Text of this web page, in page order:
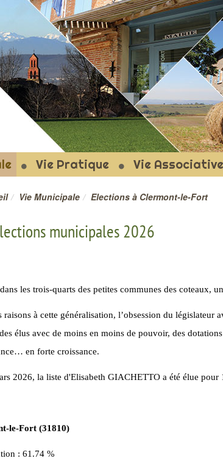
LE-FORT
Vie Pratique Vie Associative
Vie Municipale Elections à Clermont-le-Fort
municipales 2026
les trois-quarts des petites communes des coteaux,
raisons à cette généralisation, l’obsession du
élus avec de moins en moins de pouvoir, des
en forte croissance.
2026, la liste d'Elisabeth GIACHETTO a été élue pour
le-Fort (31810)
: 61.74 %